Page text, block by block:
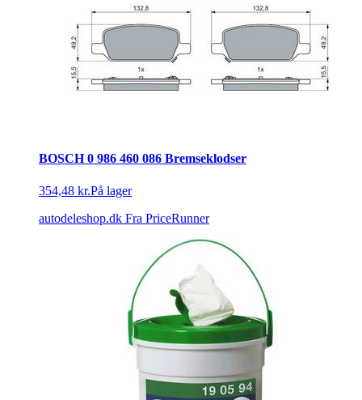
BOSCH 0 986 460 086 Bremseklodser
354,48 kr.På lager
autodeleshop.dk Fra PriceRunner